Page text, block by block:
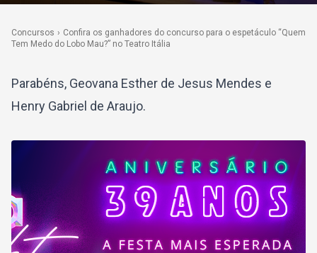
Concursos › Confira os ganhadores do concurso para o espetáculo “Quem
Tem Medo do Lobo Mau?” no Teatro Itália
Parabéns, Geovana Esther de Jesus Mendes e
Henry Gabriel de Araujo.